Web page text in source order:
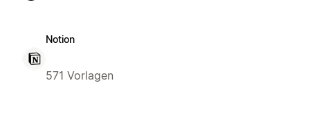
Notion
571 Vorlagen